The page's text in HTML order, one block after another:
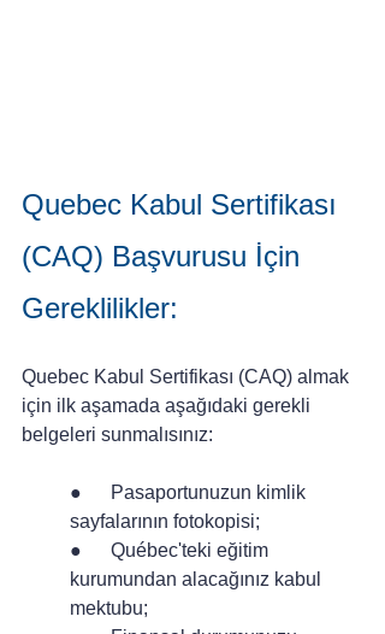
Quebec Kabul Sertifikası
(CAQ) Başvurusu İçin
Gereklilikler:
Quebec Kabul Sertifikası (CAQ) almak
için ilk aşamada aşağıdaki gerekli
belgeleri sunmalısınız:
●      Pasaportunuzun kimlik
sayfalarının fotokopisi;
●      Québec'teki eğitim
kurumundan alacağınız kabul
mektubu;